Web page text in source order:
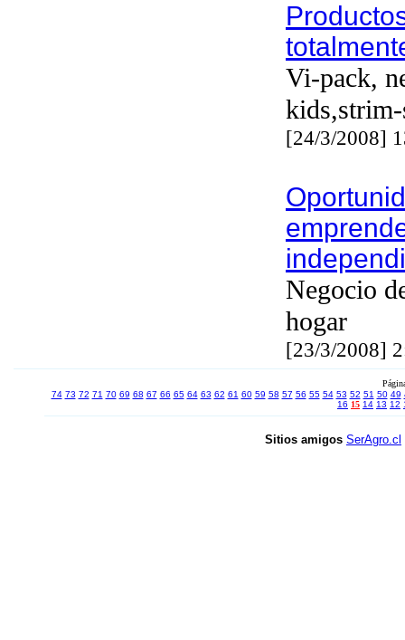
Vi-pack,
[24/3/2008]
Negocio
hogar
[23/3/2008]
74 73 72 71 70 69 68 67 66 65 64 63 62 61 60 59 58 57 56 55 54 53 52 51 50 49
16 15 14 13 12
Sitios amigos SerAgro.cl